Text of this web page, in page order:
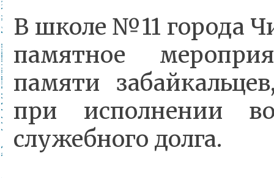
В школе №11 города
памятное
памяти
при исполнении
служебного долга.